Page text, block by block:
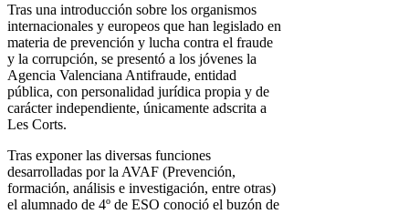
Tras una introducción sobre los organismos
internacionales y europeos que han legislado en
materia de prevención y lucha contra el fraude
y la corrupción, se presentó a los jóvenes la
Agencia Valenciana Antifraude, entidad
pública, con personalidad jurídica propia y de
carácter independiente, únicamente adscrita a
Les Corts.
Tras exponer las diversas funciones
desarrolladas por la AVAF (Prevención,
formación, análisis e investigación, entre otras)
el alumnado de 4º de ESO conoció el buzón de